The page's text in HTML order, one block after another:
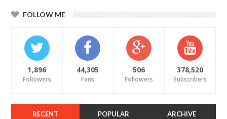
FOLLOW ME
1,896
Followers
44,305
Fans
506
Followers
378,520
Subscribers
RECENT POPULAR ARCHIVE